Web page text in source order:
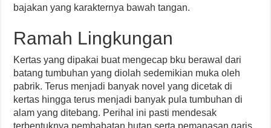
bajakan yang karakternya bawah tangan.
Ramah Lingkungan
Kertas yang dipakai buat mengecap bku berawal dari
batang tumbuhan yang diolah sedemikian muka oleh
pabrik. Terus menjadi banyak novel yang dicetak di
kertas hingga terus menjadi banyak pula tumbuhan di
alam yang ditebang. Perihal ini pasti mendesak
terbentuknya pembabatan hutan serta pemanasan garis